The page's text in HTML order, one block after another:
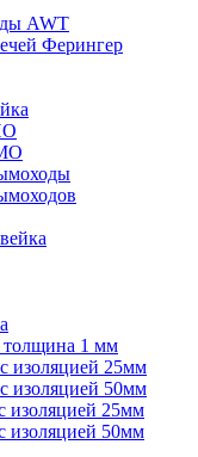
AWT
Ферингер
1 мм
изоляцией 25мм
изоляцией 50мм
изоляцией 25мм
изоляцией 50мм